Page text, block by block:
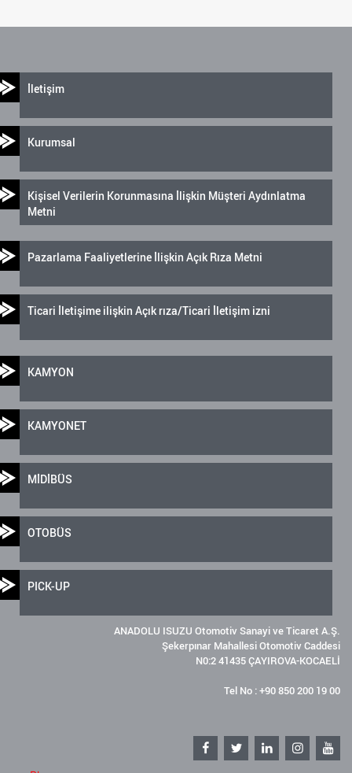
İletişim
Kurumsal
Kişisel Verilerin Korunmasına İlişkin Müşteri Aydınlatma
Metni
Pazarlama Faaliyetlerine İlişkin Açık Rıza Metni
Ticari İletişime ilişkin Açık rıza/Ticari İletişim izni
KAMYON
KAMYONET
MİDİBÜS
OTOBÜS
PICK-UP
ANADOLU ISUZU Otomotiv Sanayi ve Ticaret A.Ş.
Şekerpınar Mahallesi Otomotiv Caddesi
N0:2 41435 ÇAYIROVA-KOCAELİ
Tel No : +90 850 200 19 00